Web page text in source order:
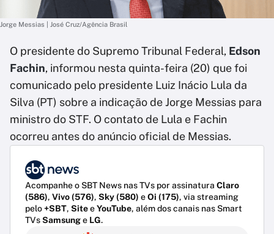
Jorge Messias | José Cruz/Agência Brasil
O presidente do Supremo Tribunal Federal, Edson
Fachin, informou nesta quinta-feira (20) que foi
comunicado pelo presidente Luiz Inácio Lula da
Silva (PT) sobre a indicação de Jorge Messias para
ministro do STF. O contato de Lula e Fachin
ocorreu antes do anúncio oficial de Messias.
Acompanhe o SBT News nas TVs por assinatura Claro
(586), Vivo (576), Sky (580) eOi (175), via streaming
pelo+SBT, SiteeYouTube, além dos canais nas Smart
TVsSamsunge LG.